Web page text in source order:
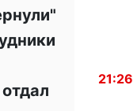
21:26